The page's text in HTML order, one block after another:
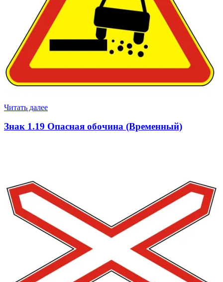
Читать далее
Знак 1.19 Опасная обочина (Временный)